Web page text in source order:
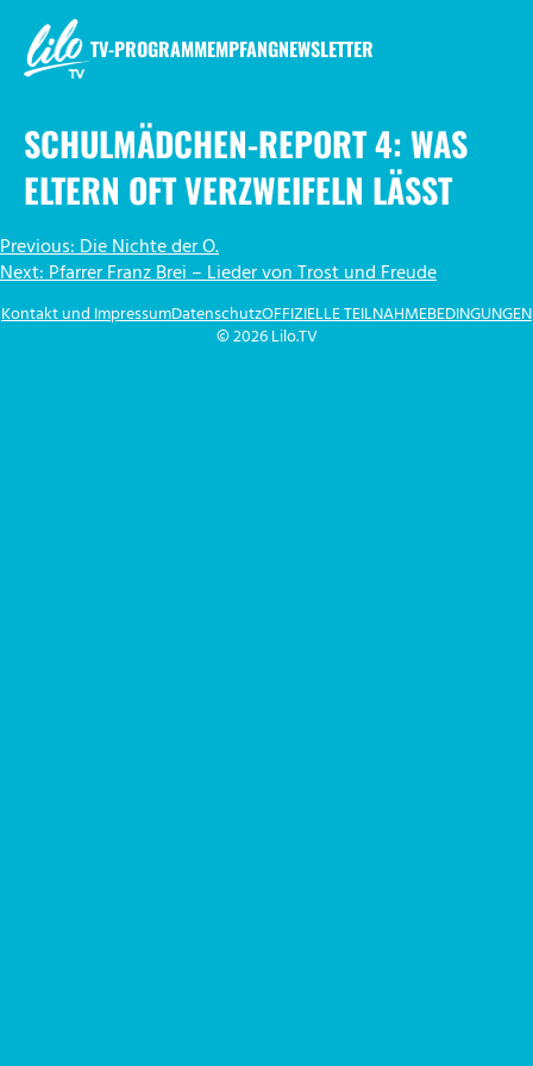
Inhalt
springen
TV-PROGRAMMEMPFANGNEWSLETTER
SCHULMÄDCHEN-REPORT 4: WAS
ELTERN OFT VERZWEIFELN LÄSST
BEITRAGSNAVIGATION
Previous:Die Nichte der O.
Next:Pfarrer Franz Brei – Lieder von Trost und Freude
© 2026 Lilo.TV
Kontakt und ImpressumDatenschutzOFFIZIELLE TEILNAHMEBEDINGUNGEN